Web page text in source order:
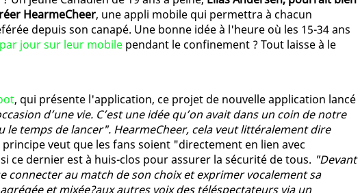
HearmeCheer, une appli mobile qui permettra à chacun
depuis son canapé. Une bonne idée à l'heure où les 15-34 ans
jour sur leur mobile pendant le confinement ? Tout laisse à le
, qui présente l'application, ce projet de nouvelle application lancé
d’une vie. C’est une idée qu’on avait dans un coin de notre
le temps de lancer". HearmeCheer, cela veut littéralement dire
principe veut que les fans soient "directement en lien avec
ce dernier est à huis-clos pour assurer la sécurité de tous. "Devant
connecter au match de son choix et exprimer vocalement sa
et mixée?aux autres voix des téléspectateurs via un